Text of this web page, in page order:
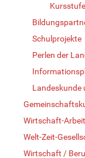
Schulprojekte
Perlen der
Landeskunde
Wirtschaft-
Welt-Zeit-
Wirtschaft /